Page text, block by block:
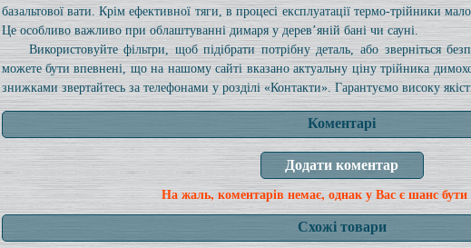
базальтової вати. Крім ефективної тяги, в процесі експлуатації термо-трійники
Це особливо важливо при облаштуванні димаря у дерев’яній бані чи сауні.
Використовуйте фільтри, щоб підібрати потрібну деталь, або зверніться
можете бути впевнені, що на нашому сайті вказано актуальну ціну трійника
знижками звертайтесь за телефонами у розділі «Контакти». Гарантуємо високу
Коментарі
На жаль, коментарів немає, однак у Вас є шанс
Схожі товари